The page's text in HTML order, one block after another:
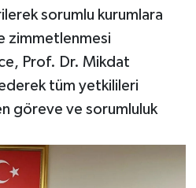
sorumlu kurumlara
zimmetlenmesi
Prof. Dr. Mikdat
tüm yetkilileri
göreve ve sorumluluk